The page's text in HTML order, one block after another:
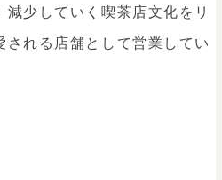
少していく喫茶店文化をリ
れる店舗として営業してい